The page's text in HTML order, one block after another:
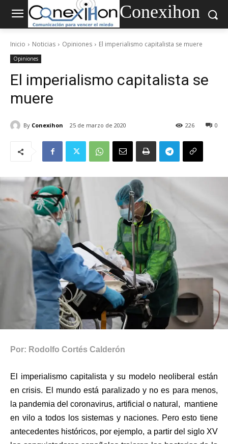
Conexihon
Inicio Noticias Opiniones El imperialismo capitalista se muere
Opiniones
El imperialismo capitalista se
muere
By Conexihon 25 de marzo de 2020 0
226
Por: Rodolfo Cortés Calderón
El imperialismo capitalista y su modelo neoliberal están
en crisis. El mundo está paralizado y no es para menos,
la pandemia del coronavirus, artificial o natural, mantiene
en vilo a todos los sistemas y naciones. Pero esto tiene
antecedentes históricos, por ejemplo, a partir del siglo XV